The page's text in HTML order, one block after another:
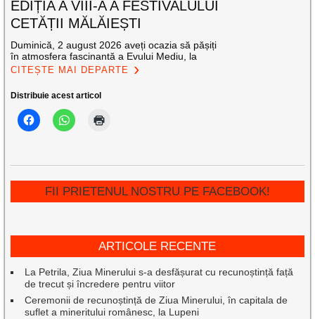
EDIȚIA A VIII-A A FESTIVALULUI
CETĂȚII MĂLĂIEȘTI
Duminică, 2 august 2026 aveți ocazia să pășiți
în atmosfera fascinantă a Evului Mediu, la
CITEȘTE MAI DEPARTE
Distribuie acest articol
FII PRIETENUL NOSTRU PE FACEBOOK!
ARTICOLE RECENTE
La Petrila, Ziua Minerului s-a desfășurat cu recunoștință față
de trecut și încredere pentru viitor
Ceremonii de recunoștință de Ziua Minerului, în capitala de
suflet a mineritului românesc, la Lupeni